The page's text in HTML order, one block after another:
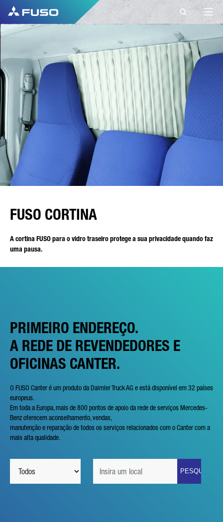
FUSO CORTINA
A cortina FUSO para o vidro traseiro protege a sua privacidade quando faz
uma pausa.
PRIMEIRO ENDEREÇO.
A REDE DE REVENDEDORES E
OFICINAS CANTER.
O FUSO Canter é um produto da Daimler Truck AG e está disponível em 32 países
europeus.
Em toda a Europa, mais de 800 pontos de apoio da rede de serviços Mercedes-
Benz oferecem aconselhamento, vendas,
manutenção e reparação de todos os serviços relacionados com o Canter com a
mais alta qualidade.